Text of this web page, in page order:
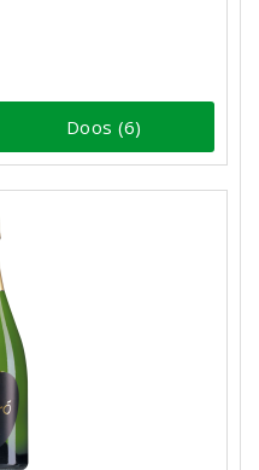
Doos (6)